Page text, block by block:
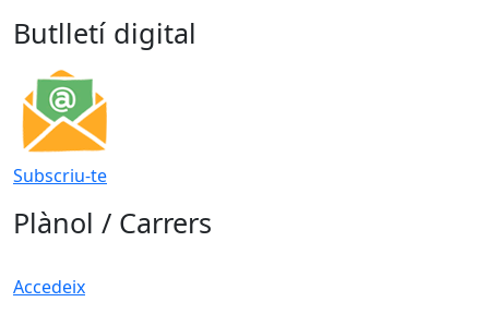
Butlletí digital
Subscriu-te
Plànol / Carrers
Accedeix